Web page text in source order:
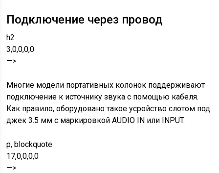
Подключение через провод
h2
3,0,0,0,0
—>
Многие модели портативных колонок поддерживают
подключение к источнику звука с помощью кабеля.
Как правило, оборудовано такое усройство слотом под
джек 3.5 мм с маркировкой AUDIO IN или INPUT.
p, blockquote
17,0,0,0,0
—>